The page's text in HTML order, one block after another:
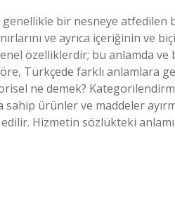
bir nesneye atfedilen
ve ayrıca içeriğinin ve
özelliklerdir; bu anlamda ve
Türkçede farklı anlamlara
ne demek?
sahip ürünler ve maddeler
Hizmetin sözlükteki